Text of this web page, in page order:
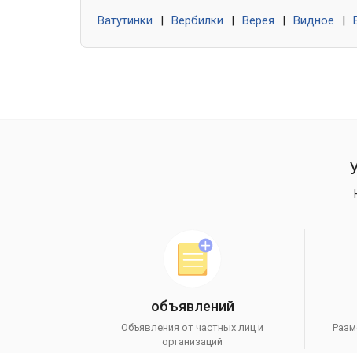
Ватутинки Вербилки Верея Видное
объявлений
Объявления от частных лиц и
организаций